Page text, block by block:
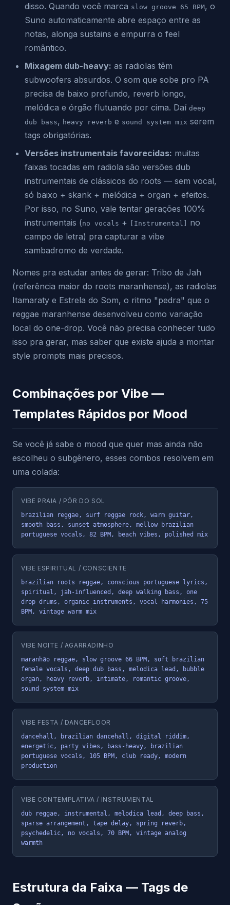
disso. Quando você marca slow groove 65 BPM, o
Suno automaticamente abre espaço entre as
notas, alonga sustains e empurra o feel
romântico.
Mixagem dub-heavy: as radiolas têm
subwoofers absurdos. O som que sobe pro PA
precisa de baixo profundo, reverb longo,
melódica e órgão flutuando por cima. Daí deep
dub bass, heavy reverb e sound system mix serem
tags obrigatórias.
Versões instrumentais favorecidas: muitas
faixas tocadas em radiola são versões dub
instrumentais de clássicos do roots — sem vocal,
só baixo + skank + melódica + organ + efeitos.
Por isso, no Suno, vale tentar gerações 100%
instrumentais (no vocals + [Instrumental]
no
campo de letra) pra capturar a vibe
sambadromo de verdade.
Nomes pra estudar antes de gerar: Tribo de Jah
(referência maior do roots maranhense), as radiolas
Itamaraty e Estrela do Som, o ritmo "pedra" que o
reggae maranhense desenvolveu como variação
local do one-drop. Você não precisa conhecer tudo
isso pra gerar, mas saber que existe ajuda a montar
style prompts mais precisos.
Combinações por Vibe —
Templates Rápidos por Mood
Se você já sabe o mood que quer mas ainda não
escolheu o subgênero, esses combos resolvem em
uma colada:
VIBE PRAIA / PÔR DO SOL
brazilian reggae, surf reggae rock, warm guitar,
smooth bass, sunset atmosphere, mellow brazilian
portuguese vocals, 82 BPM, beach vibes, polished mix
VIBE ESPIRITUAL / CONSCIENTE
brazilian roots reggae, conscious portuguese lyrics,
spiritual, jah-influenced, deep walking bass, one
drop drums, organic instruments, vocal harmonies, 75
BPM, vintage warm mix
VIBE NOITE / AGARRADINHO
maranhão reggae, slow groove 66 BPM, soft brazilian
female vocals, deep dub bass, melodica lead, bubble
organ, heavy reverb, intimate, romantic groove,
sound system mix
VIBE FESTA / DANCEFLOOR
dancehall, brazilian dancehall, digital riddim,
energetic, party vibes, bass-heavy, brazilian
portuguese vocals, 105 BPM, club ready, modern
production
VIBE CONTEMPLATIVA / INSTRUMENTAL
dub reggae, instrumental, melodica lead, deep bass,
sparse arrangement, tape delay, spring reverb,
psychedelic, no vocals, 70 BPM, vintage analog
warmth
Estrutura da Faixa — Tags de